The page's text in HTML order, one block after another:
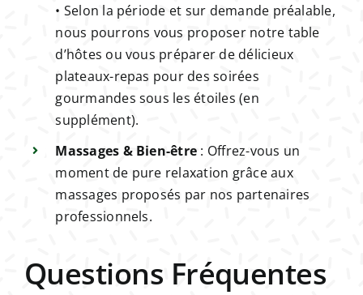
• Selon la période et sur demande préalable,
nous pourrons vous proposer notre table
d’hôtes ou vous préparer de délicieux
plateaux-repas pour des soirées
gourmandes sous les étoiles (en
supplément).
Massages & Bien-être : Offrez-vous un
moment de pure relaxation grâce aux
massages proposés par nos partenaires
professionnels.
Questions Fréquentes